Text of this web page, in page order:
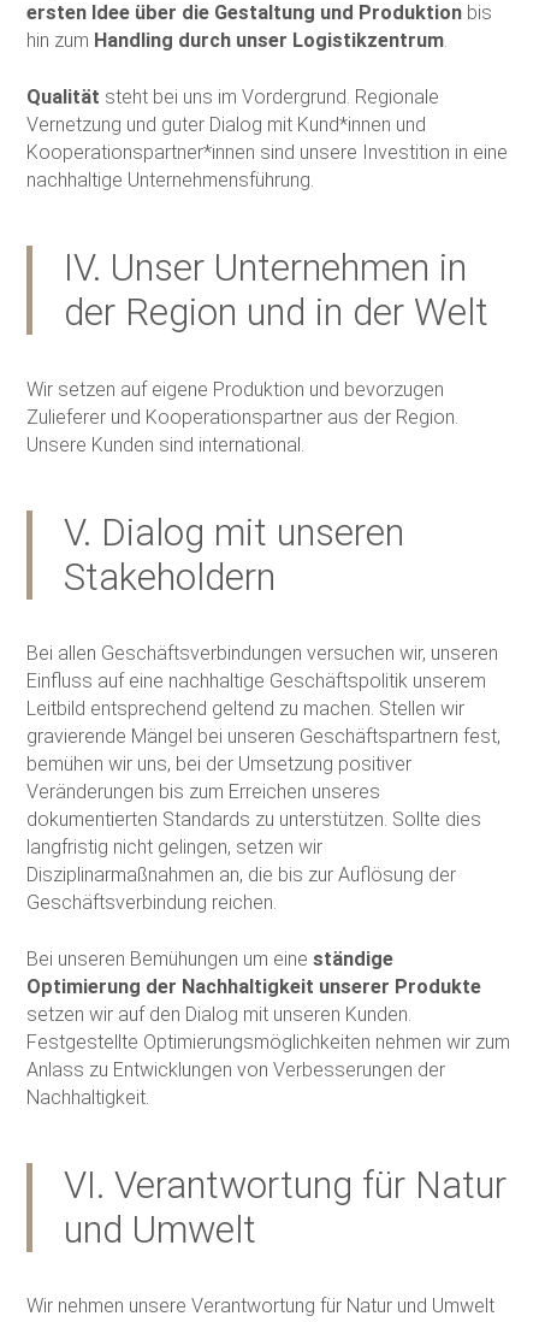
ersten Idee über die Gestaltung und Produktion bis
hin zum Handling durch unser Logistikzentrum.
Qualität steht bei uns im Vordergrund. Regionale
Vernetzung und guter Dialog mit Kund*innen und
Kooperationspartner*innen sind unsere Investition in eine
nachhaltige Unternehmensführung.
IV. Unser Unternehmen in
der Region und in der Welt
Wir setzen auf eigene Produktion und bevorzugen
Zulieferer und Kooperationspartner aus der Region.
Unsere Kunden sind international.
V. Dialog mit unseren
Stakeholdern
Bei allen Geschäftsverbindungen versuchen wir, unseren
Einfluss auf eine nachhaltige Geschäftspolitik unserem
Leitbild entsprechend geltend zu machen. Stellen wir
gravierende Mängel bei unseren Geschäftspartnern fest,
bemühen wir uns, bei der Umsetzung positiver
Veränderungen bis zum Erreichen unseres
dokumentierten Standards zu unterstützen. Sollte dies
langfristig nicht gelingen, setzen wir
Disziplinarmaßnahmen an, die bis zur Auflösung der
Geschäftsverbindung reichen.
Bei unseren Bemühungen um eineständige
Optimierung der Nachhaltigkeit unserer Produkte
setzen wir auf den Dialog mit unseren Kunden.
Festgestellte Optimierungsmöglichkeiten nehmen wir zum
Anlass zu Entwicklungen von Verbesserungen der
Nachhaltigkeit.
VI. Verantwortung für Natur
und Umwelt
Wir nehmen unsere Verantwortung für Natur und Umwelt